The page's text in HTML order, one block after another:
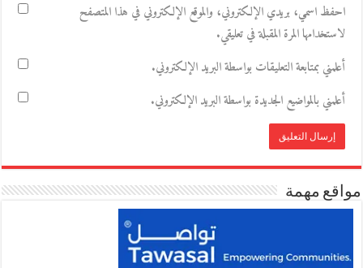
احفظ اسمي، بريدي الإلكتروني، والموقع الإلكتروني في هذا المتصفح
لاستخدامها المرة المقبلة في تعليقي.
أعلمني بمتابعة التعليقات بواسطة البريد الإلكتروني.
أعلمني بالمواضيع الجديدة بواسطة البريد الإلكتروني.
مواقع مهمة